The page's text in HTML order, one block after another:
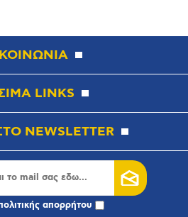
LINKS
NEWSLETTER
απορρήτου